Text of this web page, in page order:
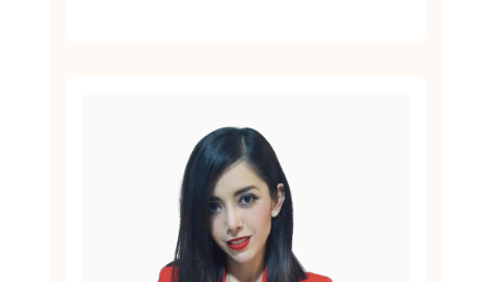
consumirse regularmente. Incluyen el
complejo B y la vitamina C.
¿Qué son los Minerales?
Los minerales son elementos inorgánicos
esenciales para diversas funciones